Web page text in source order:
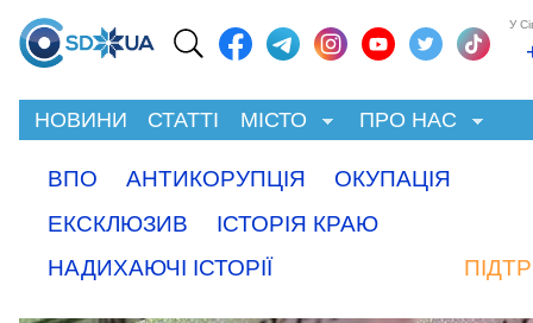
У
НОВИНИ СТАТТІ МІСТО ПРО НАС
ВПО АНТИКОРУПЦІЯ
ОКУПАЦІЯ
ЕКСКЛЮЗИВ
ІСТОРІЯ КРАЮ
НАДИХАЮЧІ ІСТОРІЇ